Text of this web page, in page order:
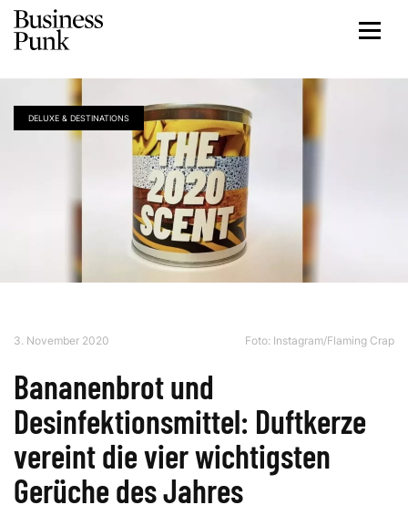
DELUXE & DESTINATIONS
3. November 2020 Foto: Instagram/Flaming Crap
Bananenbrot und
Desinfektionsmittel: Duftkerze
vereint die vier wichtigsten
Gerüche des Jahres